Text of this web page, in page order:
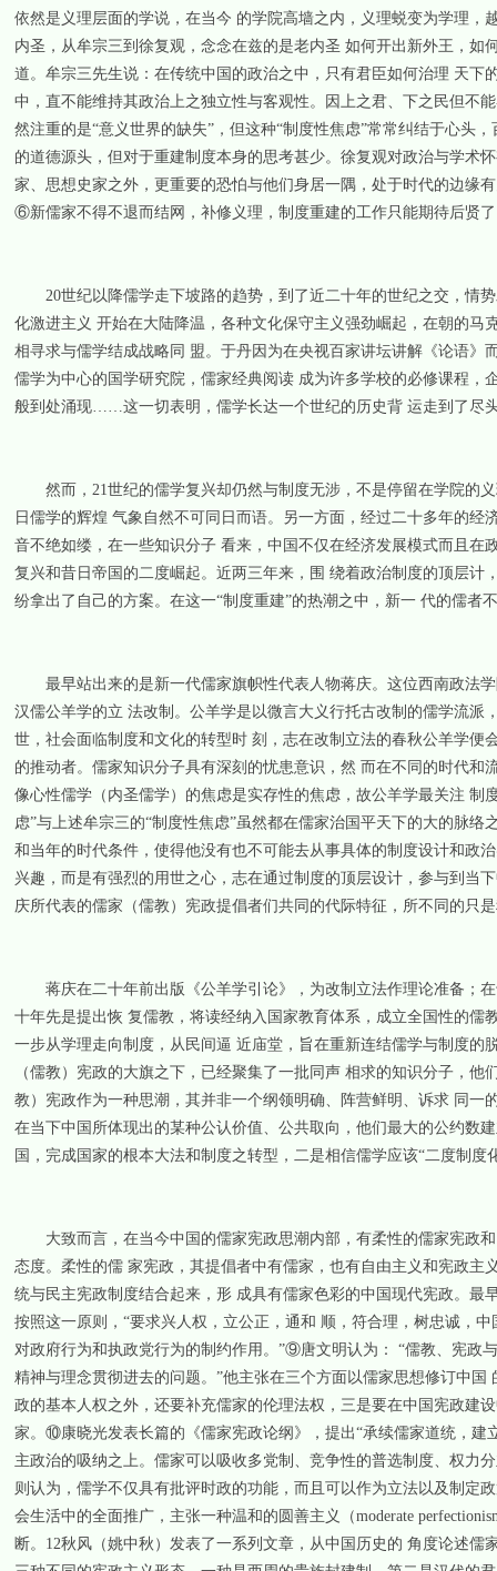
依然是义理层面的学说，在当今 的学院高墙之内，义理蜕变为学理
内圣，从牟宗三到徐复观，念念在兹的是老内圣 如何开出新外王，
道。牟宗三先生说：在传统中国的政治之中，只有君臣如何治理 天
中，直不能维持其政治上之独立性与客观性。因上之君、下之民但不
然注重的是“意义世界的缺失”，但这种“制度性焦虑”常常纠结于心头
的道德源头，但对于重建制度本身的思考甚少。徐复观对政治与学术
家、思想史家之外，更重要的恐怕与他们身居一隅，处于时代的边缘
⑥新儒家不得不退而结网，补修义理，制度重建的工作只能期待后贤
20世纪以降儒学走下坡路的趋势，到了近二十年的世纪之交，情势
化激进主义 开始在大陆降温，各种文化保守主义强劲崛起，在朝的
相寻求与儒学结成战略同 盟。于丹因为在央视百家讲坛讲解《论语
儒学为中心的国学研究院，儒家经典阅读 成为许多学校的必修课程
般到处涌现……这一切表明，儒学长达一个世纪的历史背 运走到了尽
然而，21世纪的儒学复兴却仍然与制度无涉，不是停留在学院的
日儒学的辉煌 气象自然不可同日而语。另一方面，经过二十多年的
音不绝如缕，在一些知识分子 看来，中国不仅在经济发展模式而且
复兴和昔日帝国的二度崛起。近两三年来，围 绕着政治制度的顶层
纷拿出了自己的方案。在这一“制度重建”的热潮之中，新一 代的儒者
最早站出来的是新一代儒家旗帜性代表人物蒋庆。这位西南政法学
汉儒公羊学的立 法改制。公羊学是以微言大义行托古改制的儒学流
世，社会面临制度和文化的转型时 刻，志在改制立法的春秋公羊学
的推动者。儒家知识分子具有深刻的忧患意识，然 而在不同的时代
像心性儒学（内圣儒学）的焦虑是实存性的焦虑，故公羊学最关注
虑”与上述牟宗三的“制度性焦虑”虽然都在儒家治国平天下的大的脉
和当年的时代条件，使得他没有也不可能去从事具体的制度设计和政
兴趣，而是有强烈的用世之心，志在通过制度的顶层设计，参与到当
庆所代表的儒家（儒教）宪政提倡者们共同的代际特征，所不同的只
蒋庆在二十年前出版《公羊学引论》，为改制立法作理论准备；在
十年先是提出恢 复儒教，将读经纳入国家教育体系，成立全国性的
一步从学理走向制度，从民间逼 近庙堂，旨在重新连结儒学与制度的
（儒教）宪政的大旗之下，已经聚集了一批同声 相求的知识分子，
教）宪政作为一种思潮，其并非一个纲领明确、阵营鲜明、诉求 同
在当下中国所体现出的某种公认价值、公共取向，他们最大的公约数
国，完成国家的根本大法和制度之转型，二是相信儒学应该“二度制
大致而言，在当今中国的儒家宪政思潮内部，有柔性的儒家宪政和
态度。柔性的儒 家宪政，其提倡者中有儒家，也有自由主义和宪政
统与民主宪政制度结合起来，形 成具有儒家色彩的中国现代宪政。最
按照这一原则，“要求兴人权，立公正，通和 顺，符合理，树忠诚，
对政府行为和执政党行为的制约作用。”⑨唐文明认为： “儒教、宪政
精神与理念贯彻进去的问题。”他主张在三个方面以儒家思想修订中
政的基本人权之外，还要补充儒家的伦理法权，三是要在中国宪政建
家。⑩康晓光发表长篇的《儒家宪政论纲》，提出“承续儒家道统，
主政治的吸纳之上。儒家可以吸收多党制、竞争性的普选制度、权力
则认为，儒学不仅具有批评时政的功能，而且可以作为立法以及制定
会生活中的全面推广，主张一种温和的圆善主义（moderate
断。12秋风（姚中秋）发表了一系列文章，从中国历史的 角度论述